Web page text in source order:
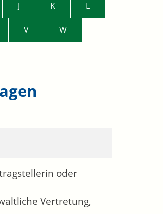
J K L
V W
oder
Vertretung,